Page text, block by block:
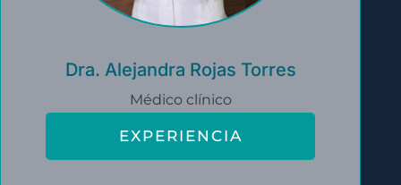
Dra. Alejandra Rojas Torres
Médico clínico
EXPERIENCIA